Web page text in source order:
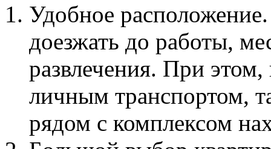
Удобное
доезжать до работы,
развлечения. При этом,
личным транспортом,
рядом с комплексом